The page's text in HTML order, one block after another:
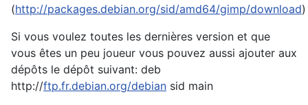
(http://packages.debian.org/sid/amd64/gimp/download)
Si vous voulez toutes les dernières version et que
vous êtes un peu joueur vous pouvez aussi ajouter aux
dépôts le dépôt suivant: deb
http://ftp.fr.debian.org/debian sid main